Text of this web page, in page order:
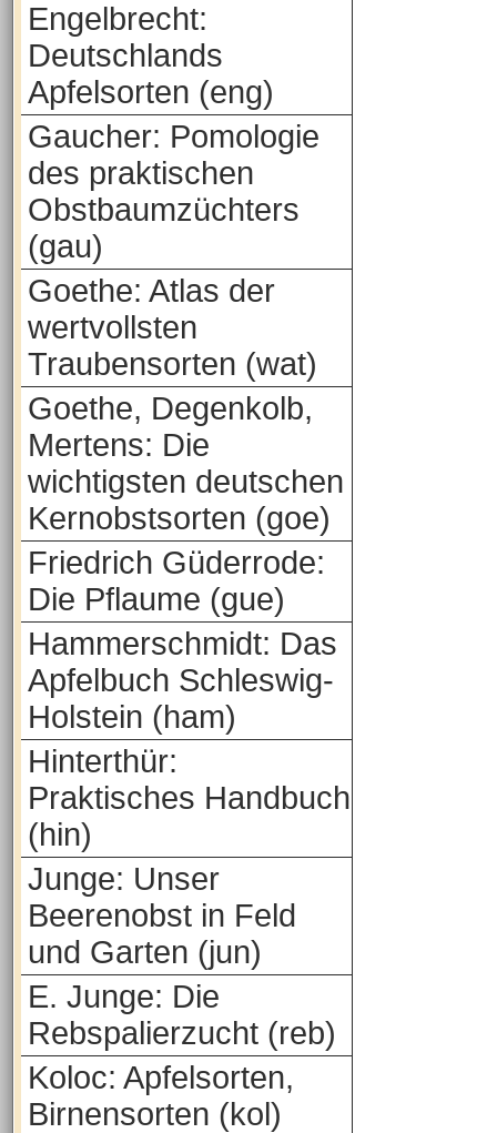
Engelbrecht:
Deutschlands
Apfelsorten (eng)
Gaucher: Pomologie
des praktischen
Obstbaumzüchters
(gau)
Goethe: Atlas der
wertvollsten
Traubensorten (wat)
Goethe, Degenkolb,
Mertens: Die
wichtigsten deutschen
Kernobstsorten (goe)
Friedrich Güderrode:
Die Pflaume (gue)
Hammerschmidt: Das
Apfelbuch Schleswig-
Holstein (ham)
Hinterthür:
Praktisches Handbuch
(hin)
Junge: Unser
Beerenobst in Feld
und Garten (jun)
E. Junge: Die
Rebspalierzucht (reb)
Koloc: Apfelsorten,
Birnensorten (kol)